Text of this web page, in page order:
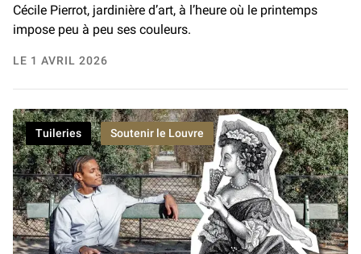
Cécile Pierrot, jardinière d’art, à l’heure où le printemps
impose peu à peu ses couleurs.
LE 1 AVRIL 2026
Tuileries Soutenir le Louvre